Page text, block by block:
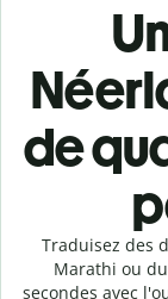
de
Traduisez des
Marathi ou
secondes avec